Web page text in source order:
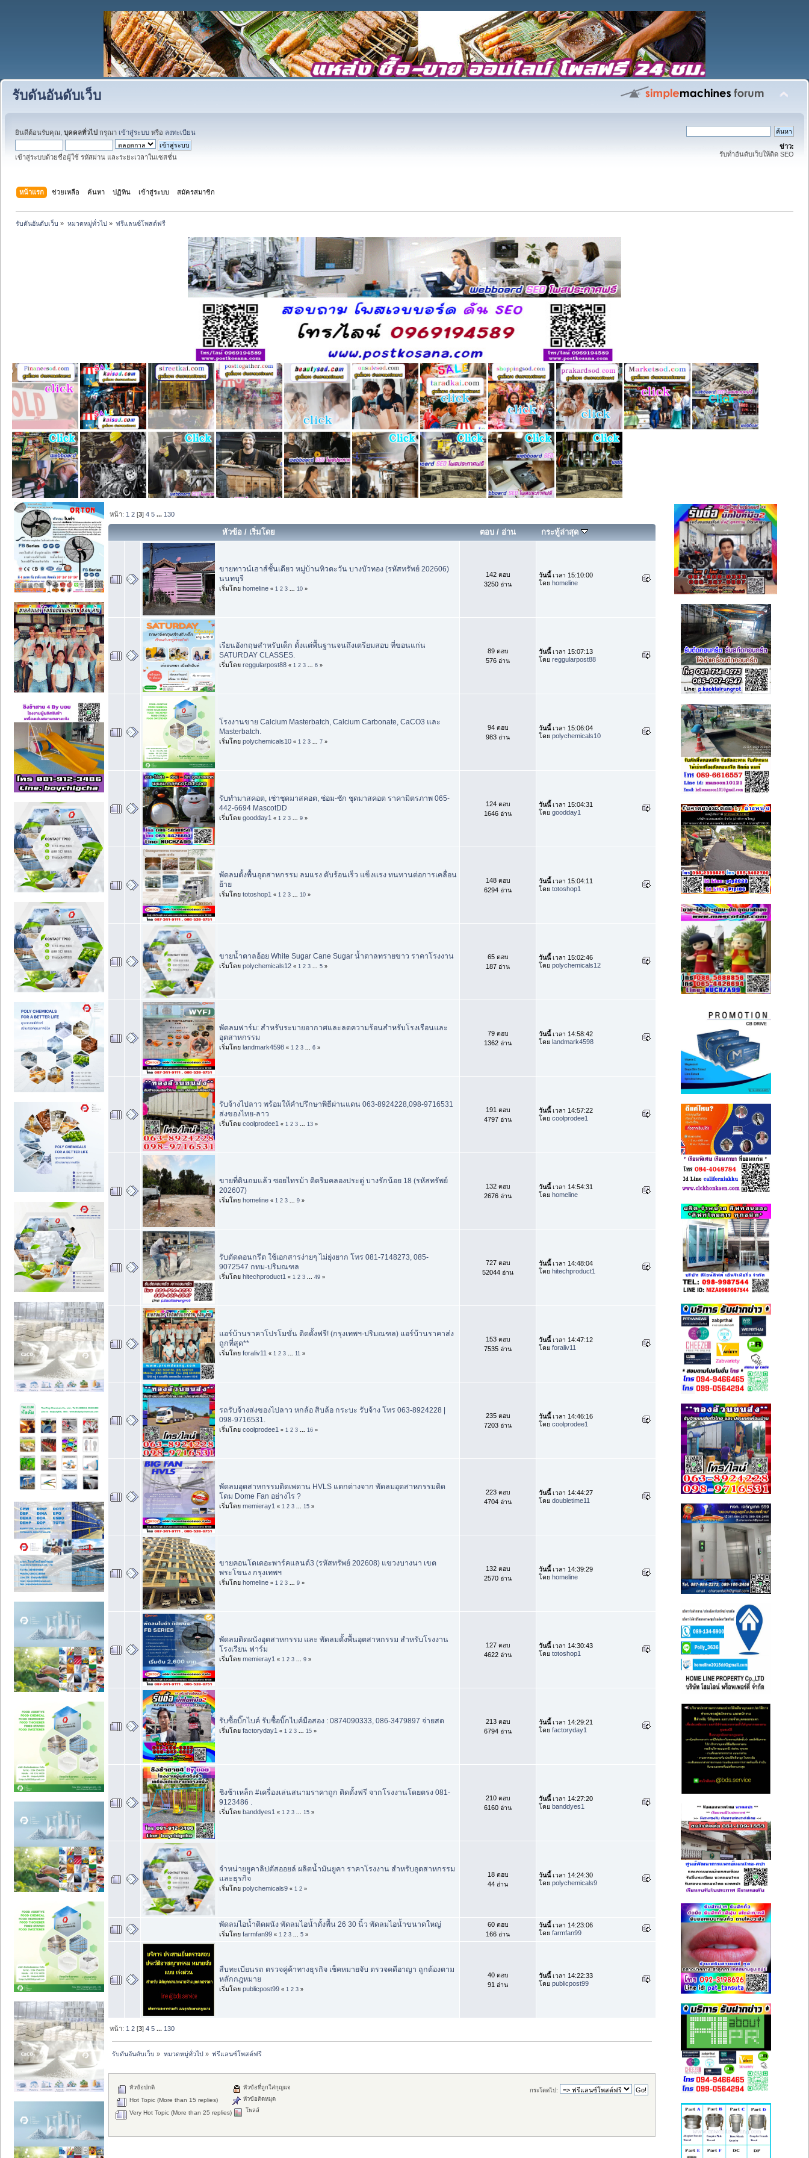
รับดันอันดับเว็บ
ยินดีต้อนรับคุณ, บุคคลทั่วไป กรุณา เข้าสู่ระบบ หรือ ลงทะเบียน
เข้าสู่ระบบด้วยชื่อผู้ใช้ รหัสผ่าน และระยะเวลาในเซสชั่น
ข่าว:
รับทำอันดับเว็บให้ติด SEO
หน้าแรก ช่วยเหลือ ค้นหา ปฏิทิน เข้าสู่ระบบ สมัครสมาชิก
รับดันอันดับเว็บ » หมวดหมู่ทั่วไป» ฟรีแลนซ์โพสต์ฟรี
หน้า: 1 2 [3]4 5 ... 130
หัวข้อ / เริ่มโดย ตอบ/ อ่าน กระทู้ล่าสุด
ขายทาวน์เฮาส์ชั้นเดียว หมู่บ้านทิวตะวัน บางบัวทอง (รหัสทรัพย์ 202606)
นนทบุรี
เริ่มโดย homeline « 1 2 3 10 »
142 ตอบ
3250 อ่าน
วันนี้เวลา 15:10:00
โดย homeline
เรียนอังกฤษสำหรับเด็ก ตั้งแต่พื้นฐานจนถึงเตรียมสอบ ที่ขอนแก่น
SATURDAY CLASSES.
เริ่มโดย reggularpost88 « 1 2 3 6 »
89 ตอบ
576 อ่าน
วันนี้เวลา 15:07:13
โดย reggularpost88
โรงงานขาย Calcium Masterbatch, Calcium Carbonate, CaCO3 และ
Masterbatch.
เริ่มโดย polychemicals10 « 1 2 3 7 »
94 ตอบ
983 อ่าน
วันนี้เวลา 15:06:04
โดย polychemicals10
รับทำมาสคอต, เช่าชุดมาสคอต, ซ่อม-ซัก ชุดมาสคอต ราคามิตรภาพ 065-
442-6694 MascotDD
เริ่มโดย goodday1 « 1 2 3 9 »
124 ตอบ
1646 อ่าน
วันนี้เวลา 15:04:31
โดย goodday1
พัดลมตั้งพื้นอุตสาหกรรม ลมแรง ดับร้อนเร็ว แข็งแรง ทนทานต่อการเคลื่อน
ย้าย
เริ่มโดย totoshop1 « 1 2 3 10 »
148 ตอบ
6294 อ่าน
วันนี้เวลา 15:04:11
โดย totoshop1
ขายน้ำตาลอ้อย White Sugar Cane Sugar น้ำตาลทรายขาว ราคาโรงงาน
เริ่มโดย polychemicals12 « 1 2 3 5 »
65 ตอบ
187 อ่าน
วันนี้เวลา 15:02:46
โดย polychemicals12
พัดลมฟาร์ม: สำหรับระบายอากาศและลดความร้อนสำหรับโรงเรือนและ
อุตสาหกรรม
เริ่มโดย landmark4598 « 1 2 3 6 »
79 ตอบ
1362 อ่าน
วันนี้เวลา 14:58:42
โดย landmark4598
รับจ้างไปลาว พร้อมให้คำปรึกษาพิธีผ่านแดน 063-8924228,098-9716531
ส่งของไทย-ลาว
เริ่มโดย coolprodee1 « 1 2 3 13 »
191 ตอบ
4797 อ่าน
วันนี้เวลา 14:57:22
โดย coolprodee1
ขายที่ดินถมแล้ว ซอยไทรม้า ติดริมคลองประดู่ บางรักน้อย 18 (รหัสทรัพย์
202607)
เริ่มโดย homeline « 1 2 3 9 »
132 ตอบ
2676 อ่าน
วันนี้เวลา 14:54:31
โดย homeline
รับตัดคอนกรีต ใช้เอกสารง่ายๆ ไม่ยุ่งยาก โทร 081-7148273, 085-
9072547 กทม-ปริมณฑล
เริ่มโดย hitechproduct1 « 1 2 3 49 »
727 ตอบ
52044 อ่าน
วันนี้เวลา 14:48:04
โดย hitechproduct1
แอร์บ้านราคาโปรโมขั่น ติดตั้งฟรี! (กรุงเทพฯ-ปริมณฑล) แอร์บ้านราคาส่ง
ถูกที่สุด**
เริ่มโดย foraliv11 « 1 2 3 11 »
153 ตอบ
7535 อ่าน
วันนี้เวลา 14:47:12
โดย foraliv11
รถรับจ้างส่งของไปลาว หกล้อ สิบล้อ กระบะ รับจ้าง โทร 063-8924228 |
098-9716531.
เริ่มโดย coolprodee1 « 1 2 3 16 »
235 ตอบ
7203 อ่าน
วันนี้เวลา 14:46:16
โดย coolprodee1
พัดลมอุตสาหกรรมติดเพดาน HVLS แตกต่างจาก พัดลมอุตสาหกรรมติด
โดม Dome Fan อย่างไร ?
เริ่มโดย memieray1 « 1 2 3 15 »
223 ตอบ
4704 อ่าน
วันนี้เวลา 14:44:27
โดย doubletime11
ขายคอนโดเดอะพาร์คแลนด์3 (รหัสทรัพย์ 202608) แขวงบางนา เขต
พระโขนง กรุงเทพฯ
เริ่มโดย homeline « 1 2 3 9 »
132 ตอบ
2570 อ่าน
วันนี้เวลา 14:39:29
โดย homeline
พัดลมติดผนังอุตสาหกรรม และ พัดลมตั้งพื้นอุตสาหกรรม สำหรับโรงงาน
โรงเรียน ฟาร์ม
เริ่มโดย memieray1 « 1 2 3 9 »
127 ตอบ
4622 อ่าน
วันนี้เวลา 14:30:43
โดย totoshop1
รับซื้อบิ๊กไบค์ รับซื้อบิ๊กไบค์มือสอง : 0874090333, 086-3479897 จ่ายสด
เริ่มโดย factoryday1 « 1 2 3 15 »
213 ตอบ
6794 อ่าน
วันนี้เวลา 14:29:21
โดย factoryday1
ชิงช้าเหล็ก #เครื่องเล่นสนามราคาถูก ติดตั้งฟรี จากโรงงานโดยตรง 081-
9123486 .
เริ่มโดย banddyes1 « 1 2 3 15 »
210 ตอบ
6160 อ่าน
วันนี้เวลา 14:27:20
โดย banddyes1
จำหน่ายยูคาลิปตัสออยล์ ผลิตน้ำมันยูคา ราคาโรงงาน สำหรับอุตสาหกรรม
และธุรกิจ
เริ่มโดย polychemicals9 « 1 2 »
18 ตอบ
44 อ่าน
วันนี้เวลา 14:24:30
โดย polychemicals9
พัดลมไอน้ำติดผนัง พัดลมไอน้ำตั้งพื้น 26 30 นิ้ว พัดลมไอน้ำขนาดใหญ่
เริ่มโดย farmfan99 « 1 2 3 5 »
60 ตอบ
166 อ่าน
วันนี้เวลา 14:23:06
โดย farmfan99
สืบทะเบียนรถ ตรวจคู่ค้าทางธุรกิจ เช็คหมายจับ ตรวจคดีอาญา ถูกต้องตาม
หลักกฎหมาย
เริ่มโดย publicpost99 « 1 2 3 »
40 ตอบ
91 อ่าน
วันนี้เวลา 14:22:33
โดย publicpost99
หน้า: 1 2 [3]4 5 ... 130
รับดันอันดับเว็บ » หมวดหมู่ทั่วไป» ฟรีแลนซ์โพสต์ฟรี
กระโดดไป:
หัวข้อปกติ
Hot Topic (More than 15 replies)
Very Hot Topic (More than 25 replies)
หัวข้อที่ถูกใส่กุญแจ
หัวข้อติดหมุด
โพลล์